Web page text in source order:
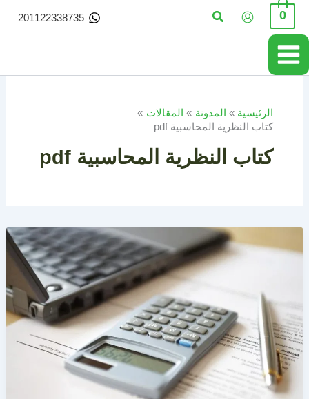
تخطي
المحتوى
0 البحث 201122338735
الرئيسية المدونة
المقالات
كتاب النظرية المحاسبية pdf
كتاب النظرية المحاسبية pdf